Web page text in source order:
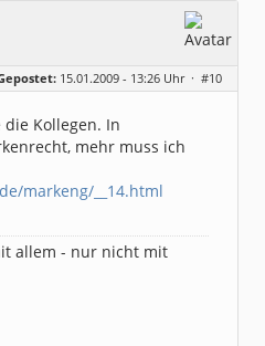
15.01.2009 - 13:26 Uhr · #10
Kollegen. In
mehr muss ich
markeng/__14.html
allem - nur nicht mit